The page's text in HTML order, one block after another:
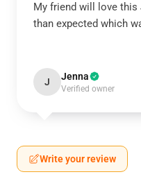
My friend will love this
than expected which
J Jenna
Verified owner
Write your review